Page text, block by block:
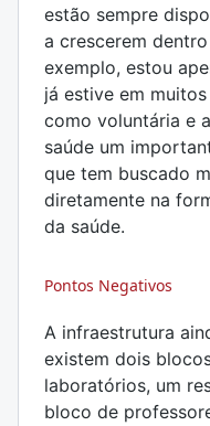
estão sempre
a crescerem
exemplo, estou
já estive em
como voluntária e
saúde um
que tem buscado
diretamente na
da saúde.
Pontos Negativos
A infraestrutura
existem dois
laboratórios, um
bloco de